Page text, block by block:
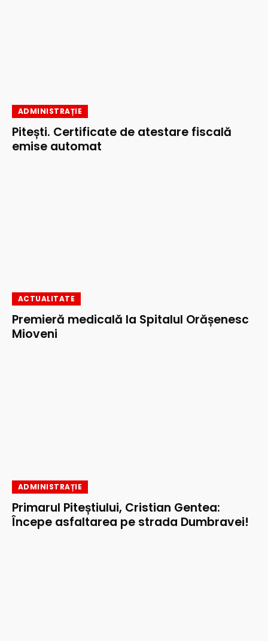
ADMINISTRAȚIE
Pitești. Certificate de atestare fiscală
emise automat
ACTUALITATE
Premieră medicală la Spitalul Orășenesc
Mioveni
ADMINISTRAȚIE
Primarul Piteștiului, Cristian Gentea:
Începe asfaltarea pe strada Dumbravei!